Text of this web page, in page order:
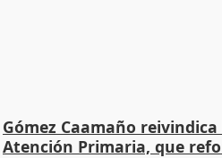
Gómez Caamaño
Atención Primaria, que